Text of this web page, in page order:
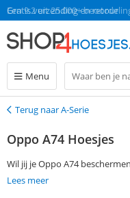
Gratis verzending en retour
Een 9.2 uit 25.000+
Menu
Terug
Terug naar A-Serie
Oppo A74 Hoesjes
Wil jij je Oppo A74 beschermen met een leuk hoesje? Je kunt je
voorkeuren aangeven via de
Lees meer